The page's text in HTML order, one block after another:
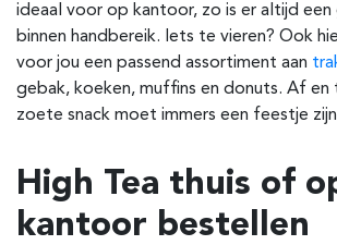
ideaal voor op kantoor, zo is er altijd een
binnen handbereik. Iets te vieren? Ook
voor jou een passend assortiment aan
gebak, koeken, muffins en donuts. Af en
zoete snack moet immers een feestje
High Tea thuis of
kantoor bestellen